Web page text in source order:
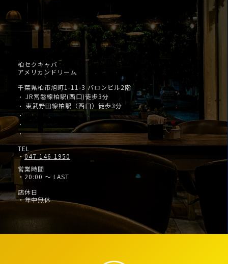
柏セクキャバ
アメリカンドリーム
千葉県柏市旭町1-11-3 バロンビル2階
・ JR常磐線柏駅(西口)徒歩3分
・ 東武野田線柏駅（西口）徒歩3分
・
・
・
TEL
・047-146-1950
営業時間
・20:00 ～ LAST
店休日
・年中無休